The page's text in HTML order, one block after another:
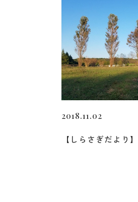
2018.11.02
【しらさぎだより